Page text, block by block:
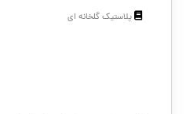
پلاستیک گلخانه ای